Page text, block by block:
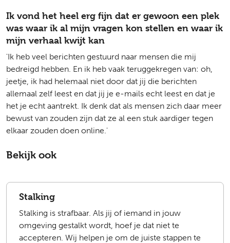
Ik vond het heel erg fijn dat er gewoon een plek
was waar ik al mijn vragen kon stellen en waar ik
mijn verhaal kwijt kan
'Ik heb veel berichten gestuurd naar mensen die mij
bedreigd hebben. En ik heb vaak teruggekregen van: oh,
jeetje, ik had helemaal niet door dat jij die berichten
allemaal zelf leest en dat jij je e-mails echt leest en dat je
het je echt aantrekt. Ik denk dat als mensen zich daar meer
bewust van zouden zijn dat ze al een stuk aardiger tegen
elkaar zouden doen online.'
Bekijk ook
Stalking
Stalking is strafbaar. Als jij of iemand in jouw
omgeving gestalkt wordt, hoef je dat niet te
accepteren. Wij helpen je om de juiste stappen te